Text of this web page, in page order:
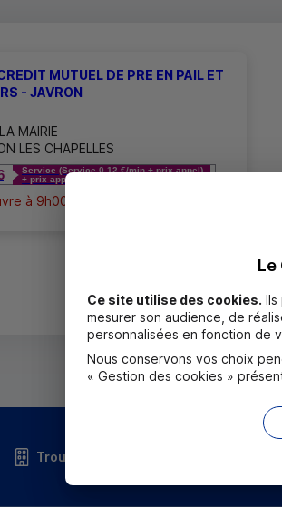
MUTUEL DE PRE EN PAIL ET
- JAVRON
MAIRIE
LES CHAPELLES
Service (Service 0,12 €/min + prix appel)
+ prix appel
à 9h00
Trouver une caisse Trouver
Le
Ce site utilise des cookies. Ils
mesurer son audience, de
personnalisées en fonction de
Nous conservons vos choix
« Gestion des cookies »